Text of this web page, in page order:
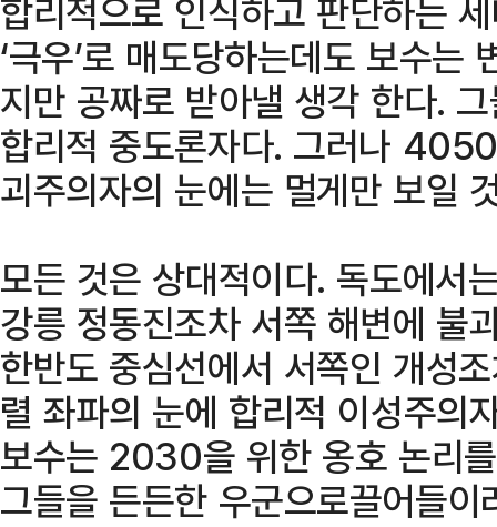
합리적으로 인식하고 판단하는
‘극우’로 매도당하는데도 보수
지만 공짜로 받아낼 생각 한다.
합리적 중도론자다. 그러나
괴주의자의 눈에는 멀게만 보일
모든 것은 상대적이다. 독도에서
강릉 정동진조차 서쪽 해변에 불
한반도 중심선에서 서쪽인 개성
렬 좌파의 눈에 합리적 이성주의
보수는 2030을 위한 옹호 논리
그들을 든든한 우군으로끌어들